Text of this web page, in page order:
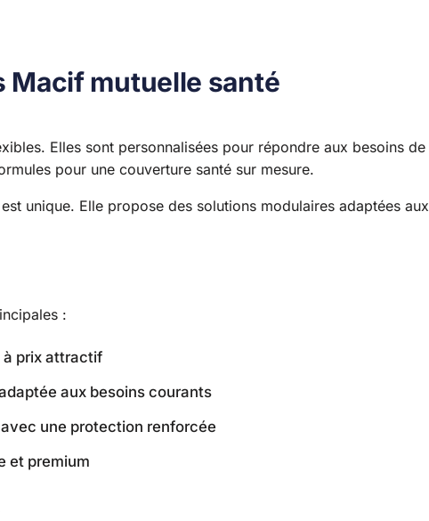
Macif mutuelle santé
Elles sont personnalisées pour répondre aux besoins de
pour une couverture santé sur mesure.
est unique. Elle propose des solutions modulaires adaptées aux
:
à prix attractif
aux besoins courants
une protection renforcée
et premium